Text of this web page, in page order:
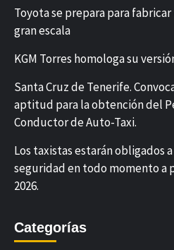
Toyota se prepara para
gran escala
KGM Torres homologa su
Santa Cruz de Tenerife.
aptitud para la obtención del
Conductor de Auto-Taxi.
Los taxistas estarán obligados
seguridad en todo momento a
2026.
Categorías